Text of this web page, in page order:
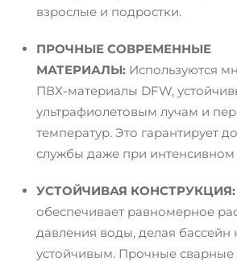
взрослые и подростки.
ПРОЧНЫЕ СОВРЕМЕННЫЕ
МАТЕРИАЛЫ: Используются
ПВХ-материалы DFW,
ультрафиолетовым лучам и
температур. Это гарантирует
службы даже при интенсивном
УСТОЙЧИВАЯ КОНСТРУКЦИЯ:
обеспечивает равномерное
давления воды, делая бассейн
устойчивым. Прочные